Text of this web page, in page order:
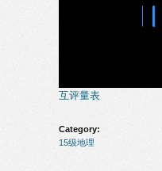
互评量表
Category:
15级地理